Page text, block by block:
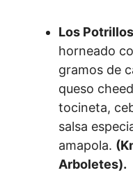
Los
horneado
gramos de
queso
tocineta,
salsa
amapola.
Arboletes).